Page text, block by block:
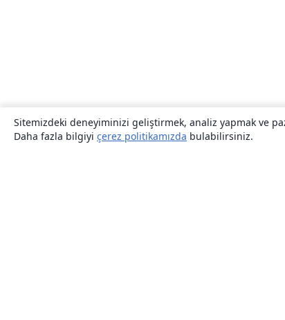
Sitemizdeki deneyiminizi geliştirmek, analiz yapmak ve
Daha fazla bilgiyi çerez politikamızda bulabilirsiniz.